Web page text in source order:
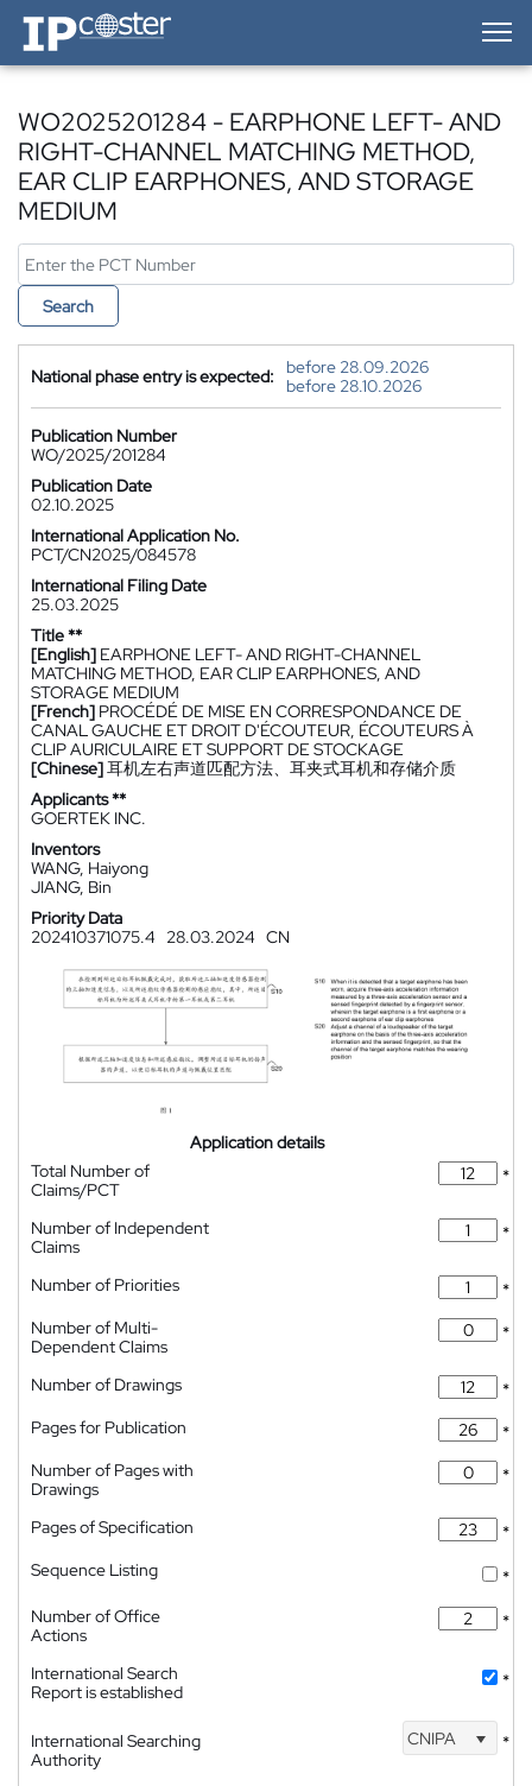
IP-Coster — Home
WO2025201284 - EARPHONE LEFT- AND
RIGHT-CHANNEL MATCHING METHOD,
EAR CLIP EARPHONES, AND STORAGE
MEDIUM
Search
National phase entry is expected:
before 28.09.2026
before 28.10.2026
Publication Number
WO/2025/201284
Publication Date
02.10.2025
International Application No.
PCT/CN2025/084578
International Filing Date
25.03.2025
Title **
[English] EARPHONE LEFT- AND RIGHT-CHANNEL
MATCHING METHOD, EAR CLIP EARPHONES, AND
STORAGE MEDIUM
[French] PROCÉDÉ DE MISE EN CORRESPONDANCE DE
CANAL GAUCHE ET DROIT D'ÉCOUTEUR, ÉCOUTEURS À
CLIP AURICULAIRE ET SUPPORT DE STOCKAGE
[Chinese]耳机左右声道匹配方法、耳夹式耳机和存储介质
Applicants **
GOERTEK INC.
Inventors
WANG, Haiyong
JIANG, Bin
Priority Data
202410371075.4
28.03.2024 CN
Application details
Total Number of
Claims/PCT
*
Number of Independent
Claims
*
Number of Priorities
*
Number of Multi-
Dependent Claims
*
Number of Drawings
*
Pages for Publication
*
Number of Pages with
Drawings
*
Pages of Specification
*
Sequence Listing
*
Number of Office
Actions
*
International Search
Report is established
*
International Searching
Authority
CNIPA *